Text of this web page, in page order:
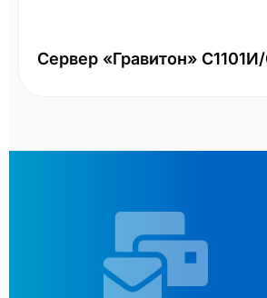
Сервер «Гравитон»